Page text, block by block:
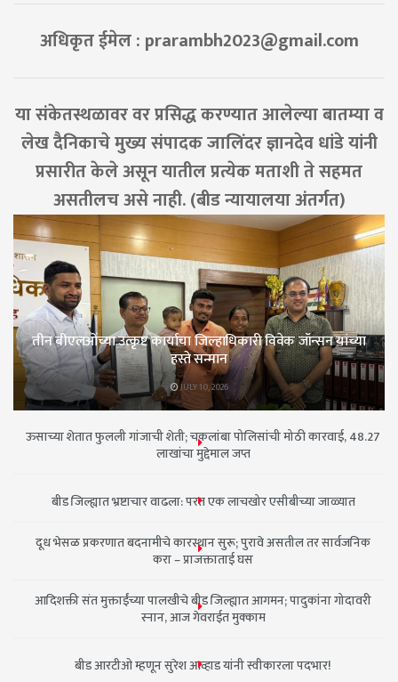
अधिकृत ईमेल : prarambh2023@gmail.com
या संकेतस्थळावर वर प्रसिद्ध करण्यात आलेल्या बातम्या व
लेख दैनिकाचे मुख्य संपादक जालिंदर ज्ञानदेव धांडे यांनी
प्रसारीत केले असून यातील प्रत्येक मताशी ते सहमत
असतीलच असे नाही. (बीड न्यायालया अंतर्गत)
तीन बीएलओंच्या उत्कृष्ट कार्याचा जिल्हाधिकारी विवेक जॉन्सन यांच्या
हस्ते सन्मान
JULY 10, 2026
ऊसाच्या शेतात फुलली गांजाची शेती; चकलांबा पोलिसांची मोठी कारवाई, 48.27
लाखांचा मुद्देमाल जप्त
बीड जिल्ह्यात भ्रष्टाचार वाढला: परत एक लाचखोर एसीबीच्या जाळ्यात
दूध भेसळ प्रकरणात बदनामीचे कारस्थान सुरू; पुरावे असतील तर सार्वजनिक
करा – प्राजक्ताताई घस
आदिशक्ती संत मुक्ताईंच्या पालखीचे बीड जिल्ह्यात आगमन; पादुकांना गोदावरी
स्नान, आज गेवराईत मुक्काम
बीड आरटीओ म्हणून सुरेश आव्हाड यांनी स्वीकारला पदभार!